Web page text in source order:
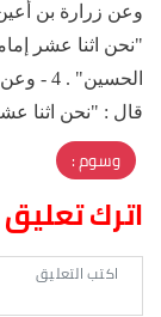
وعن زرارة بن
"نحن اثنا عشر
قال : "نحن اثنا
وسوم :
اترك تعليق